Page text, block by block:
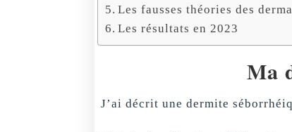
Les fausses théories des
Les résultats en 2023
Ma
J’ai décrit une dermite